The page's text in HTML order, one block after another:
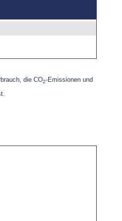
die CO2-Emissionen und